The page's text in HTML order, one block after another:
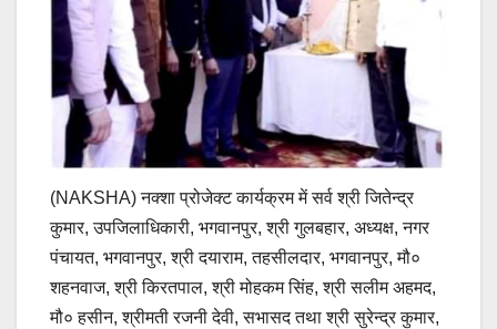
(NAKSHA) नक्शा प्रोजेक्ट कार्यक्रम में सर्व श्री जितेन्द्र
कुमार, उपजिलाधिकारी, भगवानपुर, श्री गुलबहार, अध्यक्ष, नगर
पंचायत, भगवानपुर, श्री दयाराम, तहसीलदार, भगवानपुर, मौ०
शहनवाज, श्री किरतपाल, श्री मोहकम सिंह, श्री सलीम अहमद,
मौ० हसीन, श्रीमती रजनी देवी, सभासद तथा श्री सुरेन्द्र कुमार,